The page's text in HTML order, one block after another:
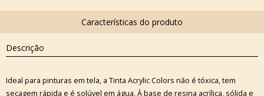
Descrição
Ideal para pinturas em tela, a Tinta Acrylic Colors não é tóxica, tem
secagem rápida e é solúvel em água. À base de resina acrílica, sólida e